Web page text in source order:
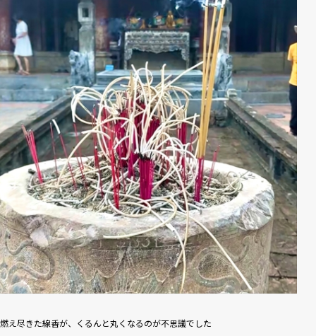
燃え尽きた線香が、くるんと丸くなるのが不思議でした